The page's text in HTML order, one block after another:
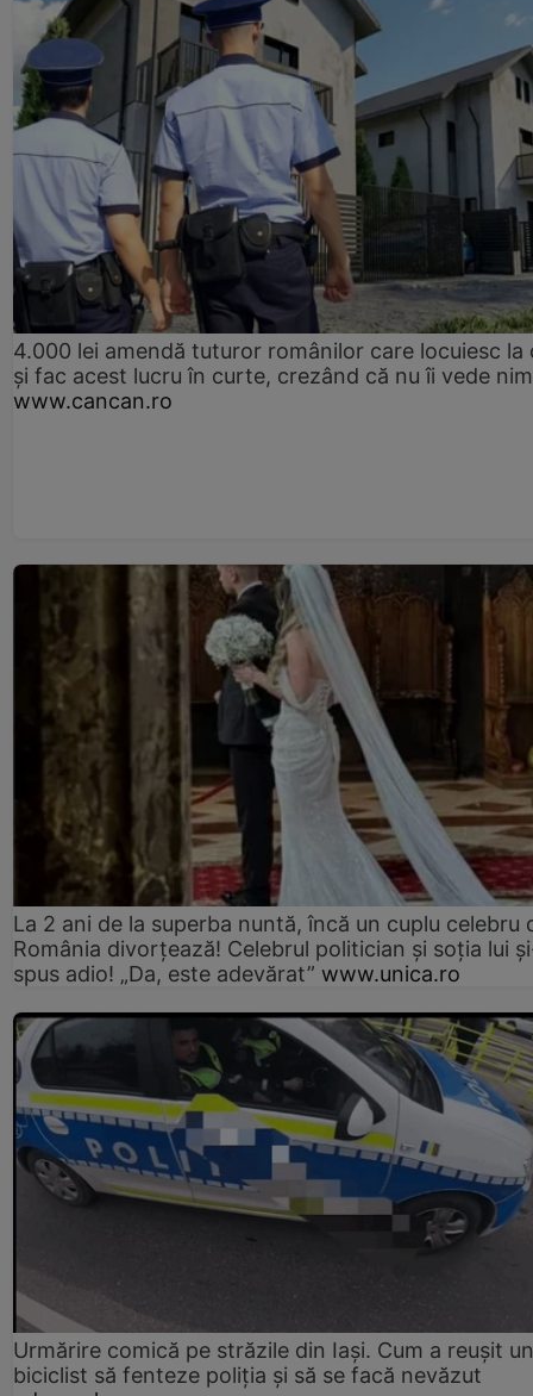
4.000 lei amendă tuturor românilor care locuiesc la
și fac acest lucru în curte, crezând că nu îi vede
www.cancan.ro
La 2 ani de la superba nuntă, încă un cuplu celebru
România divorțează! Celebrul politician și soția lui
spus adio! „Da, este adevărat” www.unica.ro
Urmărire comică pe străzile din Iași. Cum a reușit un
biciclist să fenteze poliția și să se facă nevăzut